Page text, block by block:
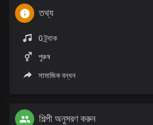
তথ্য
0 ট্র্যাক
পুরুষ
সামাজিক বন্ধন
শিল্পী অনুসরণ করুন